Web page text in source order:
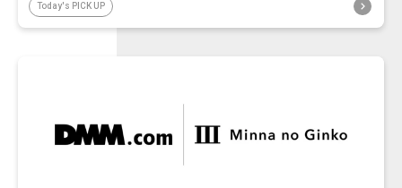
Today's PICK UP